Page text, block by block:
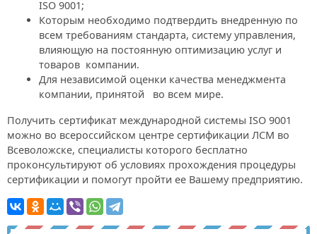
ISO 9001;
Которым необходимо подтвердить внедренную по
всем требованиям стандарта, систему управления,
влияющую на постоянную оптимизацию услуг и
товаров компании.
Для независимой оценки качества менеджмента
компании, принятой во всем мире.
Получить сертификат международной системы ISO 9001
можно во всероссийском центре сертификации ЛСМ во
Всеволожске, специалисты которого бесплатно
проконсультируют об условиях прохождения процедуры
сертификации и помогут пройти ее Вашему предприятию.